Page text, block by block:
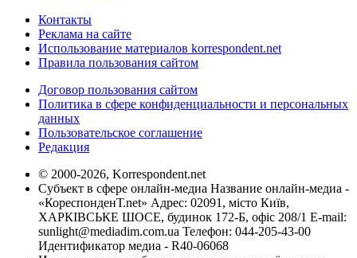
Контакты
Реклама на сайте
Использование материалов korrespondent.net
Правила пользования сайтом
Договор пользования сайтом
Политика в сфере конфиденциальности и персональных
данных
Пользовательское соглашение
Редакция
© 2000-2026, Korrespondent.net
Субъект в сфере онлайн-медиа Название онлайн-медиа -
«КореспонденТ.net» Адрес: 02091, місто Київ,
ХАРКІВСЬКЕ ШОСЕ, будинок 172-Б, офіс 208/1 E-mail:
sunlight@mediadim.com.ua Телефон: 044-205-43-00
Идентификатор медиа - R40-06068